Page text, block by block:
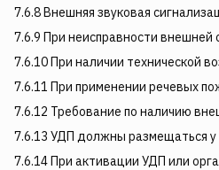
7.6.8 Внешняя звуковая
7.6.9 При неисправности внешней
7.6.10 При наличии технической
7.6.11 При применении речевых
7.6.12 Требование по наличию
7.6.13 УДП должны размещаться
7.6.14 При активации УДП или